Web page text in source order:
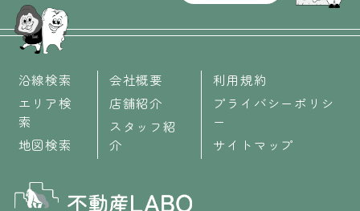
沿線検索
エリア検
索
地図検索
会社概要
店舗紹介
スタッフ紹
介
利用規約
プライバシーポリシ
ー
サイトマップ